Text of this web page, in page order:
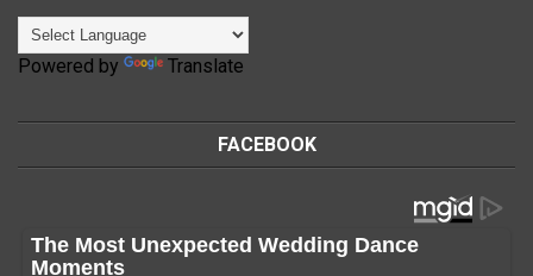
Powered by Translate
FACEBOOK